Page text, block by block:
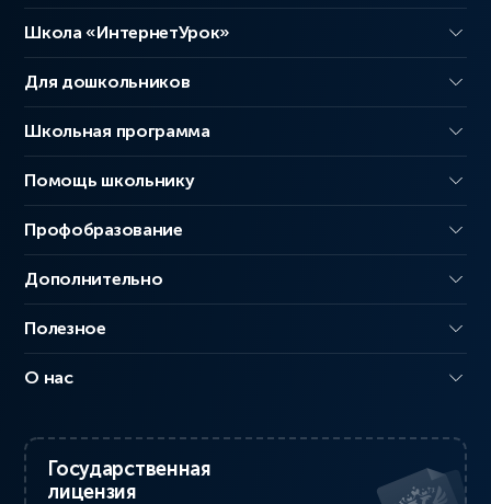
Школа «ИнтернетУрок»
Для дошкольников
Школьная программа
Помощь школьнику
Профобразование
Дополнительно
Полезное
О нас
Государственная
лицензия